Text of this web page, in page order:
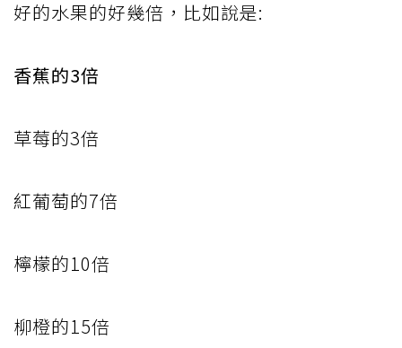
好的水果的好幾倍，比如說是:
香蕉的3倍
草莓的3倍
紅葡萄的7倍
檸檬的10倍
柳橙的15倍